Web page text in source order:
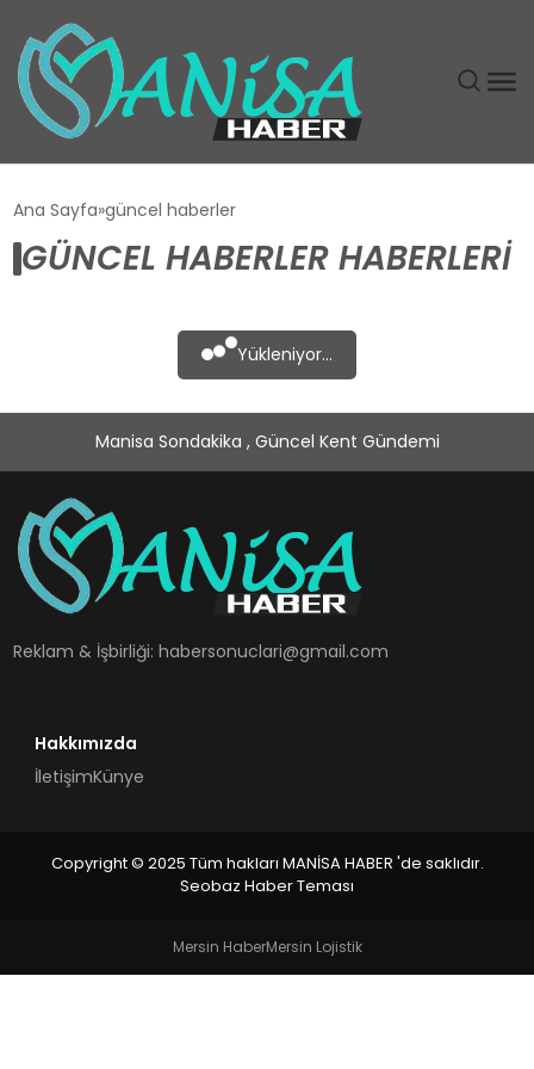
EĞITIM
MAGAZIN
SIYASET
SPOR
TEKNOLOJI
Ana Sayfa güncel haberler
GÜNCEL HABERLER HABERLERI
Yükleniyor...
Manisa Sondakika , Güncel Kent Gündemi
Reklam & İşbirliği:habersonuclari@gmail.com
Hakkımızda
İletişimKünye
Copyright © 2025 Tüm hakları MANİSA HABER 'de saklıdır.
Seobaz Haber Teması
Mersin HaberMersin Lojistik